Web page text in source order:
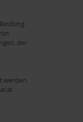
der
werden.